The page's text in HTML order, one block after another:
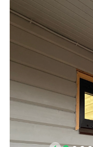
Ваше
Скоро
Я даю согласие на
данных в
обработки